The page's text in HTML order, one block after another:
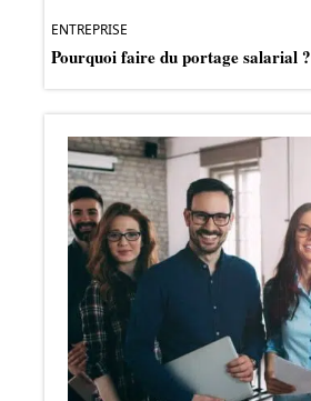
ENTREPRISE
Pourquoi faire du portage salarial ?